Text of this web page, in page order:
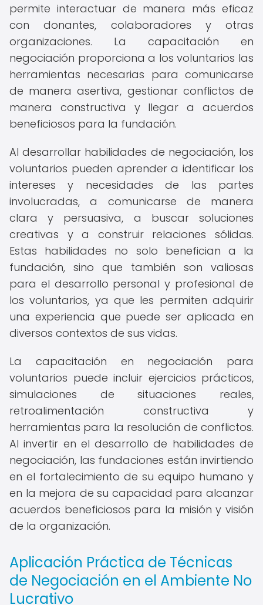
permite interactuar de manera más eficaz
con donantes, colaboradores y otras
organizaciones. La capacitación en
negociación proporciona a los voluntarios las
herramientas necesarias para comunicarse
de manera asertiva, gestionar conflictos de
manera constructiva y llegar a acuerdos
beneficiosos para la fundación.
Al desarrollar habilidades de negociación, los
voluntarios pueden aprender a identificar los
intereses y necesidades de las partes
involucradas, a comunicarse de manera
clara y persuasiva, a buscar soluciones
creativas y a construir relaciones sólidas.
Estas habilidades no solo benefician a la
fundación, sino que también son valiosas
para el desarrollo personal y profesional de
los voluntarios, ya que les permiten adquirir
una experiencia que puede ser aplicada en
diversos contextos de sus vidas.
La capacitación en negociación para
voluntarios puede incluir ejercicios prácticos,
simulaciones de situaciones reales,
retroalimentación constructiva y
herramientas para la resolución de conflictos.
Al invertir en el desarrollo de habilidades de
negociación, las fundaciones están invirtiendo
en el fortalecimiento de su equipo humano y
en la mejora de su capacidad para alcanzar
acuerdos beneficiosos para la misión y visión
de la organización.
Aplicación Práctica de Técnicas
de Negociación en el Ambiente No
Lucrativo